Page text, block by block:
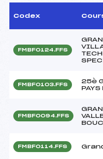
Codex
FMBF0124.FFS
FMBF0103.FFS
25è
FMBF0094.FFS
FMBF0114.FFS